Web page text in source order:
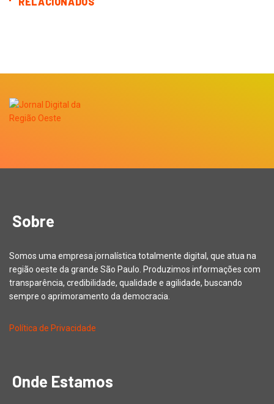
Sobre
Somos uma empresa jornalística totalmente digital, que atua na
região oeste da grande São Paulo. Produzimos informações com
transparência, credibilidade, qualidade e agilidade, buscando
sempre o aprimoramento da democracia.
Política de Privacidade
Onde Estamos